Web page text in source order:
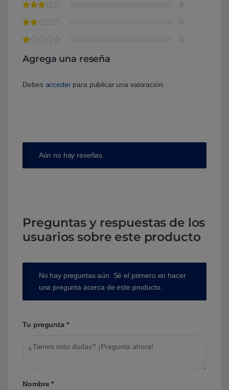
0
0
0
Agrega una reseña
Debes accederpara publicar una valoración.
Aún no hay reseñas.
Preguntas y respuestas de los
usuarios sobre este producto
No hay preguntas aún. Sé el primero en hacer
una pregunta acerca de este producto.
Tu pregunta *
Nombre*